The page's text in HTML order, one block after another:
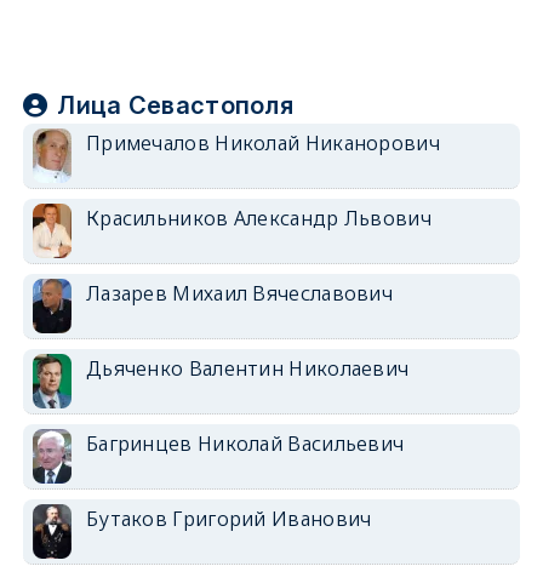
Лица Севастополя
Примечалов Николай Никанорович
Красильников Александр Львович
Лазарев Михаил Вячеславович
Дьяченко Валентин Николаевич
Багринцев Николай Васильевич
Бутаков Григорий Иванович